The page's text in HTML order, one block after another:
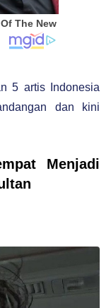
5 artis Indonesia
dan kini
Menjadi